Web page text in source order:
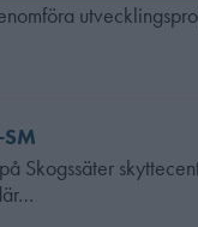
Skogssäter